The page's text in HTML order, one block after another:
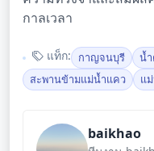
กาลเวลา
แท็ก: กาญจนบุรี น้
สะพานข้ามแม่น้ำแคว
แ
baikhao